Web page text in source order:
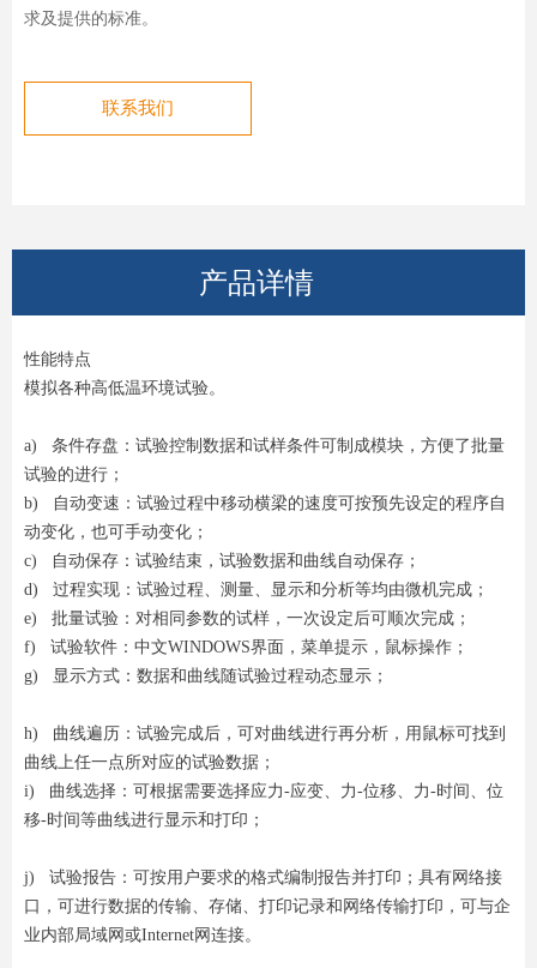
求及提供的标准。
联系我们
产品详情
性能特点
模拟各种高低温环境试验。
a) 条件存盘：试验控制数据和试样条件可制成模块，方便了批量
试验的进行；
b) 自动变速：试验过程中移动横梁的速度可按预先设定的程序自
动变化，也可手动变化；
c) 自动保存：试验结束，试验数据和曲线自动保存；
d) 过程实现：试验过程、测量、显示和分析等均由微机完成；
e) 批量试验：对相同参数的试样，一次设定后可顺次完成；
f) 试验软件：中文WINDOWS界面，菜单提示，鼠标操作；
g) 显示方式：数据和曲线随试验过程动态显示；
h) 曲线遍历：试验完成后，可对曲线进行再分析，用鼠标可找到
曲线上任一点所对应的试验数据；
i) 曲线选择：可根据需要选择应力-应变、力-位移、力-时间、位
移-时间等曲线进行显示和打印；
j) 试验报告：可按用户要求的格式编制报告并打印；具有网络接
口，可进行数据的传输、存储、打印记录和网络传输打印，可与企
业内部局域网或Internet网连接。